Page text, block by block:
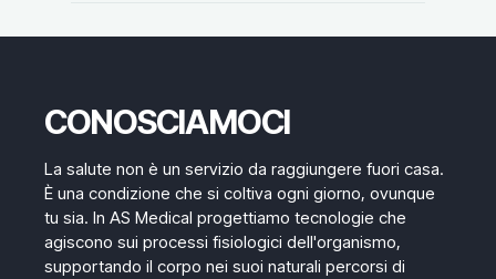
CONOSCIAMOCI
La salute non è un servizio da raggiungere fuori casa.
È una condizione che si coltiva ogni giorno, ovunque
tu sia. In AS Medical progettiamo tecnologie che
agiscono sui processi fisiologici dell'organismo,
supportando il corpo nei suoi naturali percorsi di